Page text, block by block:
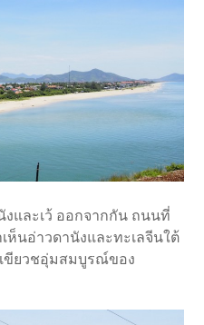
งและเว้ ออกจากกัน ถนนที่
เห็นอ่าวดานังและทะเลจีนใต้
ขียวชอุ่มสมบูรณ์ของ